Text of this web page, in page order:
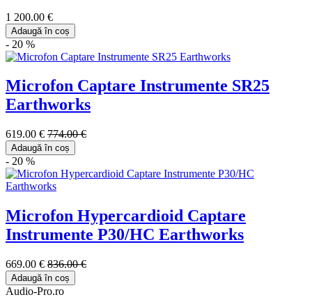
1 200.00 €
Adaugă în coș
- 20 %
Microfon Captare Instrumente SR25
Earthworks
619.00 € 774.00 €
Adaugă în coș
- 20 %
Microfon Hypercardioid Captare
Instrumente P30/HC Earthworks
669.00 € 836.00 €
Adaugă în coș
Audio-Pro.ro